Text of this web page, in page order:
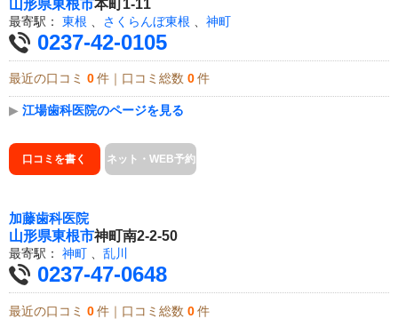
山形県東根市本町1-11
最寄駅： 東根 さくらんぼ東根 神町
0237-42-0105
最近の口コミ 0 件｜口コミ総数 0 件
▶ 江場歯科医院のページを見る
口コミを書く ネット・WEB予約
加藤歯科医院
山形県東根市神町南2-2-50
最寄駅： 神町 、 乱川
0237-47-0648
最近の口コミ 0 件｜口コミ総数 0 件